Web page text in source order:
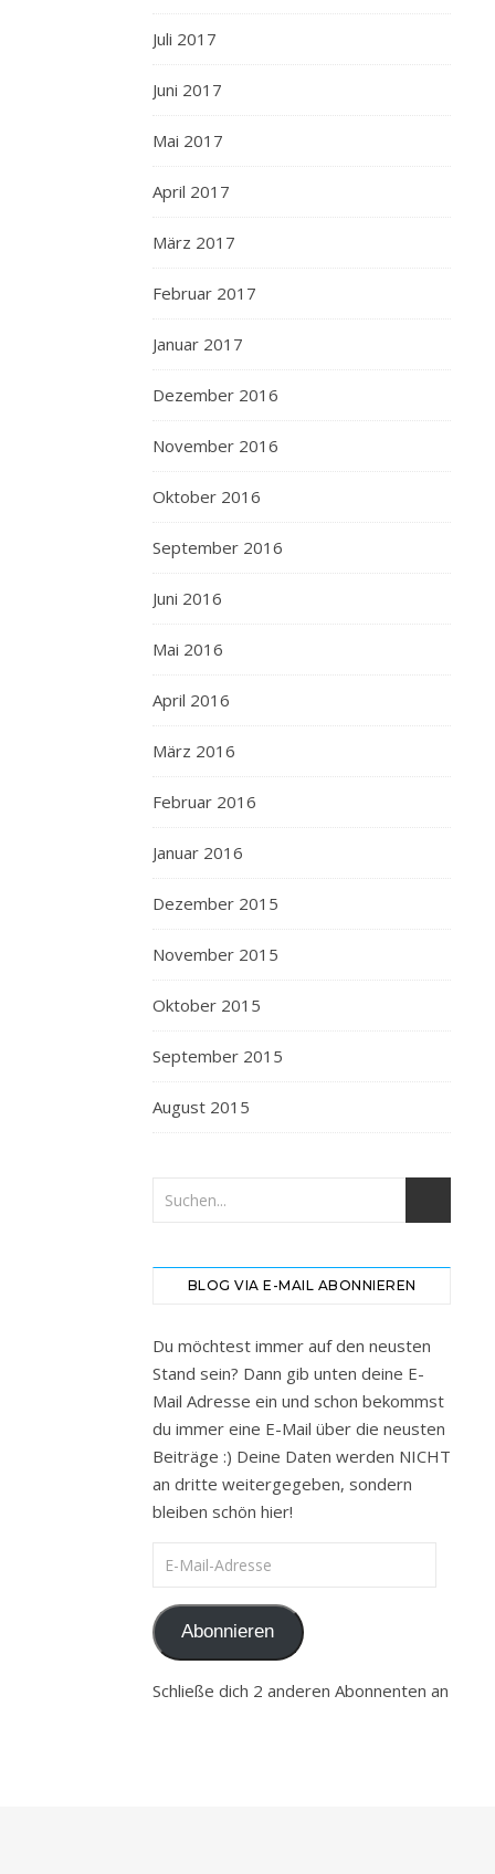
Juli 2017
Juni 2017
Mai 2017
April 2017
März 2017
Februar 2017
Januar 2017
Dezember 2016
November 2016
Oktober 2016
September 2016
Juni 2016
Mai 2016
April 2016
März 2016
Februar 2016
Januar 2016
Dezember 2015
November 2015
Oktober 2015
September 2015
August 2015
BLOG VIA E-MAIL ABONNIEREN
Du möchtest immer auf den neusten
Stand sein? Dann gib unten deine E-
Mail Adresse ein und schon bekommst
du immer eine E-Mail über die neusten
Beiträge :) Deine Daten werden NICHT
an dritte weitergegeben, sondern
bleiben schön hier!
E-Mail-Adresse
Abonnieren
Schließe dich 2 anderen Abonnenten an